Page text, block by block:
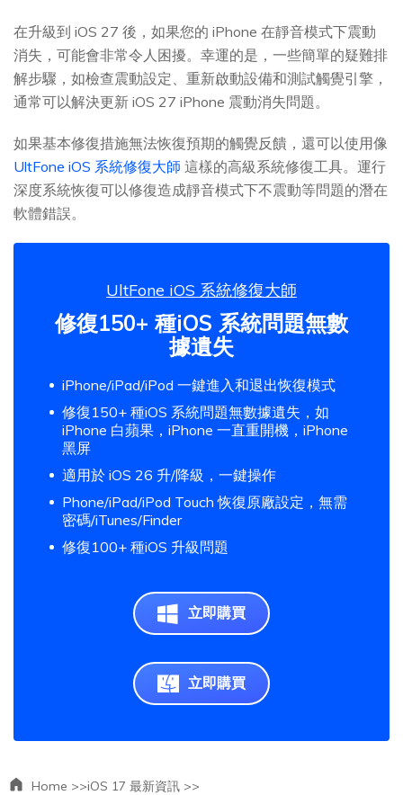
在升級到 iOS 27 後，如果您的 iPhone 在靜音模式下震動
消失，可能會非常令人困擾。幸運的是，一些簡單的疑難排
解步驟，如檢查震動設定、重新啟動設備和測試觸覺引擎，
通常可以解決更新 iOS 27 iPhone 震動消失問題。
如果基本修復措施無法恢復預期的觸覺反饋，還可以使用像
UltFone iOS 系統修復大師 這樣的高級系統修復工具。運行
深度系統恢復可以修復造成靜音模式下不震動等問題的潛在
軟體錯誤。
UltFone iOS 系統修復大師
修復150+ 種iOS 系統問題無數
據遺失
iPhone/iPad/iPod 一鍵進入和退出恢復模式
修復150+ 種iOS 系統問題無數據遺失，如
iPhone 白蘋果，iPhone 一直重開機，iPhone
黑屏
適用於 iOS 26 升/降級，一鍵操作
Phone/iPad/iPod Touch 恢復原廠設定，無需
密碼/iTunes/Finder
修復100+ 種iOS 升級問題
立即購買
立即購買
Home >>iOS 17 最新資訊 >>